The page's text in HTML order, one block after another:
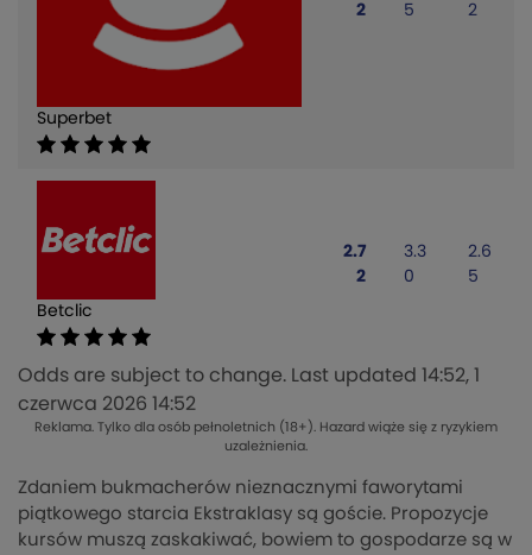
Superbet
2
5
2
Betclic
2.7
2
3.3
0
2.6
5
Odds are subject to change. Last updated 14:52, 1
czerwca 2026 14:52
Reklama. Tylko dla osób pełnoletnich (18+). Hazard wiąże się z ryzykiem
uzależnienia.
Zdaniem bukmacherów nieznacznymi faworytami
piątkowego starcia Ekstraklasy są goście. Propozycje
kursów muszą zaskakiwać, bowiem to gospodarze są w